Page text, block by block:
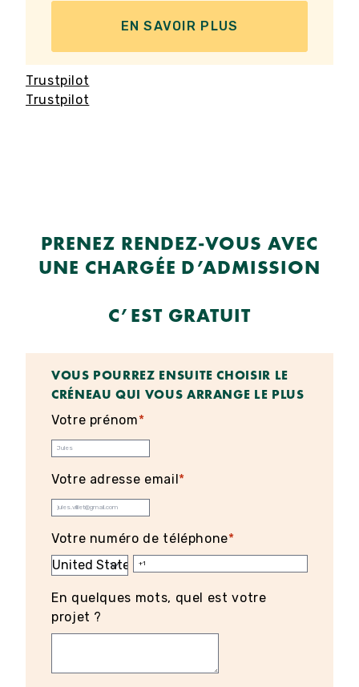
Trustpilot
Trustpilot
EN SAVOIR PLUS
PRENEZ RENDEZ-VOUS AVEC
UNE CHARGÉE D’ADMISSION
C’EST GRATUIT
VOUS POURREZ ENSUITE CHOISIR LE
CRÉNEAU QUI VOUS ARRANGE LE PLUS
Votre prénom*
Votre adresse email*
Votre numéro de téléphone*
En quelques mots, quel est votre
projet ?